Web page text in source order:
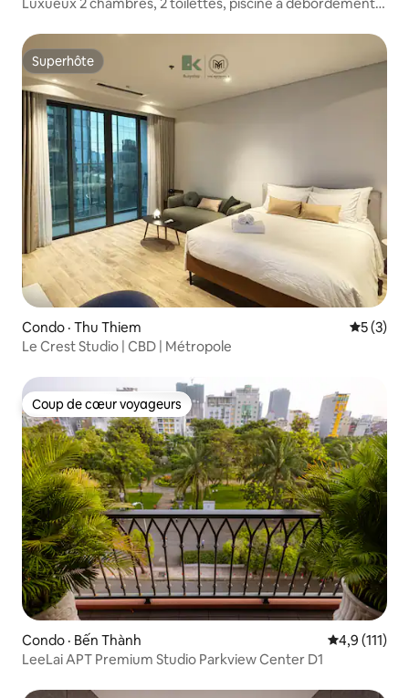
Superhôte
Superhôte
Condo · Thu Thiem Note
5 (3)
Le Crest Studio | CBD | Métropole
Coup de cœur voyageurs
Coup de cœur voyageurs
Condo · Bến Thành Note
4,9 (111)
LeeLai APT Premium Studio Parkview Center D1